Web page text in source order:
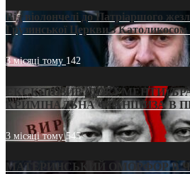
Від віолончелі до Патріаршого
Грузинської Церкви з
3 місяці тому 142
ЕКСКЛЮЗИВ (ДОКУМЕНТИ)/
КРИМІНАЛЬНА ФРАНШИЗА В
3 місяці тому545
МАТЕРИНСЬКИЙ ОМОРФОР В